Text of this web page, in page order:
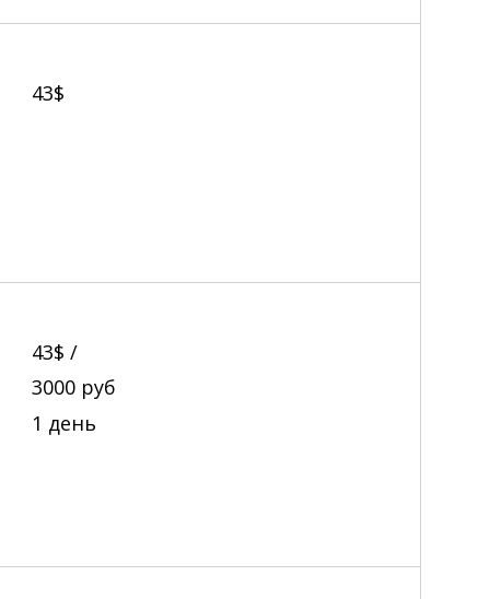
43$
43$ /
3000 руб
1 день